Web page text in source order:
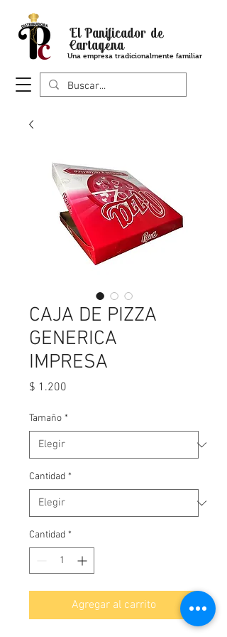
El Panificador de
Cartagena
Una empresa tradicionalmente familiar
CAJA DE PIZZA
GENERICA
IMPRESA
$ 1.200
Tamaño *
Cantidad *
Cantidad *
Agregar al carrito